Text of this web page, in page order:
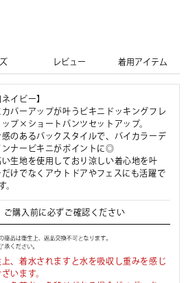
レビュー 着用アイテム
ネイビー】
カバーアップが叶うビキニドッキングフレ
ップ×ショートパンツセットアップ。
のあるバックスタイルで、バイカラーデ
ンナービキニがポイントに◎
生地を使用しており涼しい着心地を叶
だけでなくアウトドアやフェスにも活躍で
。
ご購入前に必ずご確認ください
、着水されますと水を吸収し重みを感じ
います。